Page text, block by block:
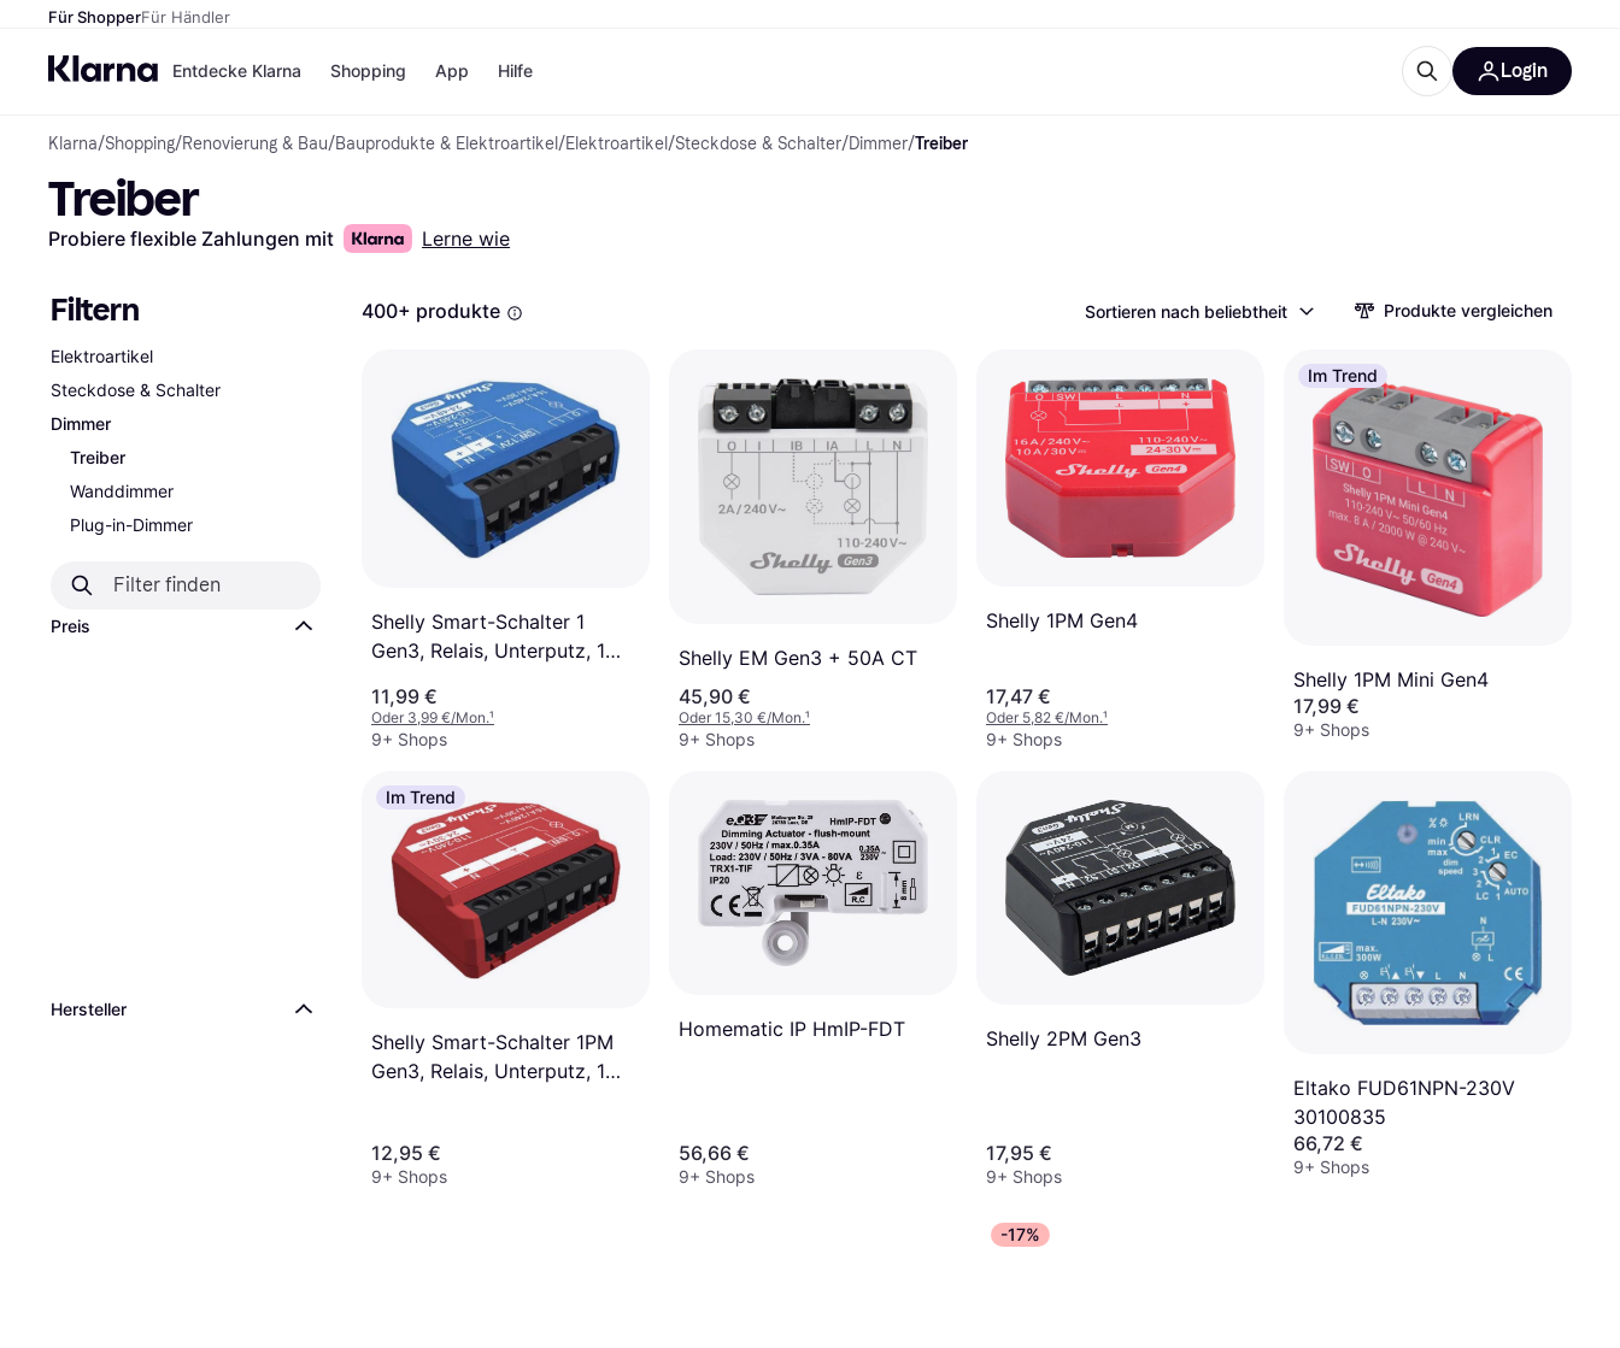
Für ShopperFür Händler
Entdecke Klarna
Zahlungsmethoden
Bezahle in 3
Teilzahlungen
Tagen
Ratenzahlung
Shopping und CashbackBanking Sparprodukte
Shopping
Shops
Temu
Samsung
Shoppe und vergleiche PreiseFoto & Video
App Hilfe Login
Klarna/Shopping/Renovierung & Bau/Bauprodukte & Elektroartikel /Elektroartikel /Steckdose & Schalter/Dimmer/Treiber
Treiber
Probiere flexible Zahlungen mit Lerne wie
Filtern
Elektroartikel
Steckdose & Schalter
Dimmer
Treiber
Wanddimmer
Plug-in-Dimmer
Preis
Hersteller
400+ produkte Sortieren nach beliebtheit Produkte vergleichen
Shelly Smart-Schalter 1
Gen3, Relais, Unterputz, 1
Bluetooth
11,99 €
Oder 3,99 €/Mon.¹
9+ Shops
Shelly EM Gen3 + 50A CT
45,90 €
Oder 15,30 €/Mon.¹
9+ Shops
Shelly 1PM Gen4
17,47 €
Oder 5,82 €/Mon.¹
9+ Shops
Im Trend
Shelly 1PM Mini Gen4
17,99 €
9+ Shops
Im Trend
Shelly Smart-Schalter 1PM
Gen3, Relais, Unterputz, 1
12,95 €
9+ Shops
Homematic IP HmIP-FDT
56,66 €
9+ Shops
Shelly 2PM Gen3
17,95 €
9+ Shops
Eltako FUD61NPN-230V
30100835
66,72 €
9+ Shops
-17%